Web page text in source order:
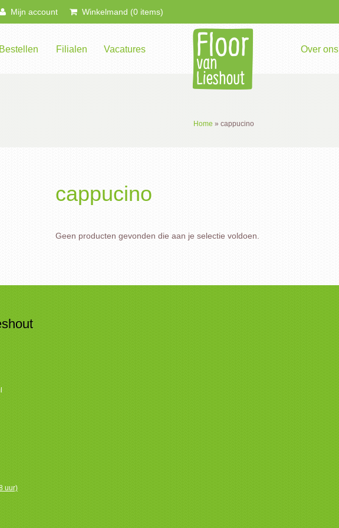
Mijn account Winkelmand (0 items)
Bestellen Filialen Vacatures Over ons
Home » cappucino
cappucino
Geen producten gevonden die aan je selectie voldoen.
uur)